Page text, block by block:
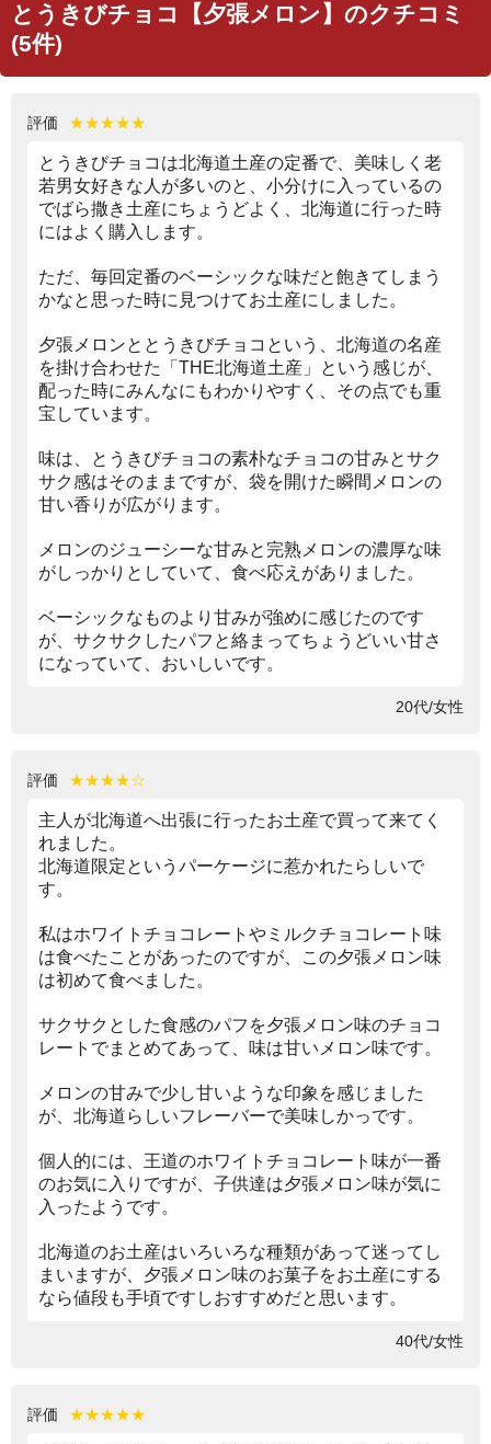
とうきびチョコ【夕張メロン】のクチコミ
(5件)
評価 ★★★★★
とうきびチョコは北海道土産の定番で、美味しく老
若男女好きな人が多いのと、小分けに入っているの
でばら撒き土産にちょうどよく、北海道に行った時
にはよく購入します。
ただ、毎回定番のベーシックな味だと飽きてしまう
かなと思った時に見つけてお土産にしました。
夕張メロンととうきびチョコという、北海道の名産
を掛け合わせた「THE北海道土産」という感じが、
配った時にみんなにもわかりやすく、その点でも重
宝しています。
味は、とうきびチョコの素朴なチョコの甘みとサク
サク感はそのままですが、袋を開けた瞬間メロンの
甘い香りが広がります。
メロンのジューシーな甘みと完熟メロンの濃厚な味
がしっかりとしていて、食べ応えがありました。
ベーシックなものより甘みが強めに感じたのです
が、サクサクしたパフと絡まってちょうどいい甘さ
になっていて、おいしいです。
20代/女性
評価 ★★★★☆
主人が北海道へ出張に行ったお土産で買って来てく
れました。
北海道限定というパーケージに惹かれたらしいで
す。
私はホワイトチョコレートやミルクチョコレート味
は食べたことがあったのですが、この夕張メロン味
は初めて食べました。
サクサクとした食感のパフを夕張メロン味のチョコ
レートでまとめてあって、味は甘いメロン味です。
メロンの甘みで少し甘いような印象を感じました
が、北海道らしいフレーバーで美味しかっです。
個人的には、王道のホワイトチョコレート味が一番
のお気に入りですが、子供達は夕張メロン味が気に
入ったようです。
北海道のお土産はいろいろな種類があって迷ってし
まいますが、夕張メロン味のお菓子をお土産にする
なら値段も手頃ですしおすすめだと思います。
40代/女性
評価 ★★★★★